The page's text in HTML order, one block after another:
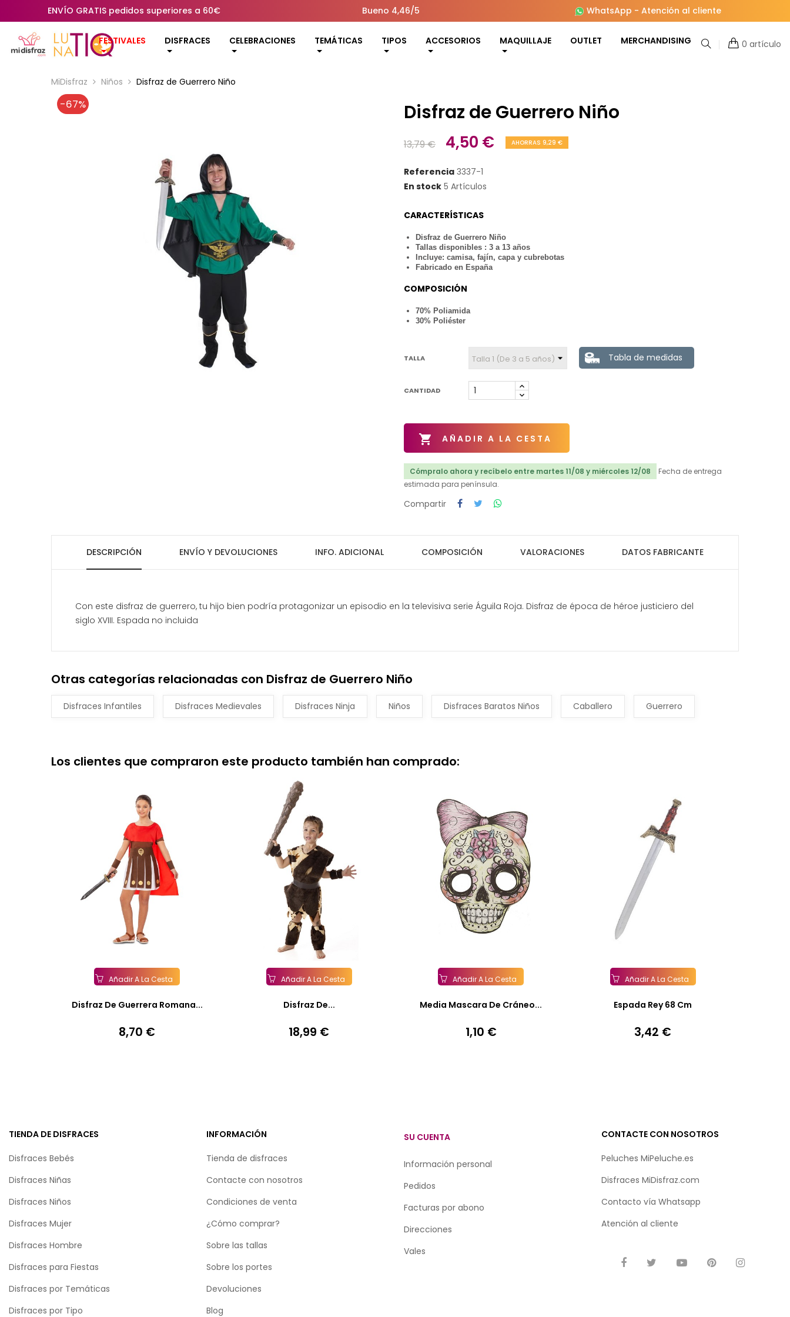
ENVÍO GRATIS pedidos superiores a 60€ Bueno 4,46/5 WhatsApp - Atención al cliente
FESTIVALES DISFRACES CELEBRACIONES TEMÁTICAS TIPOS ACCESORIOS MAQUILLAJE OUTLET MERCHANDISING 0 artículo
MiDisfraz Niños Disfraz de Guerrero Niño
-67% Disfraz de Guerrero Niño
13,79 € 4,50 € AHORRAS 9,29 €
Referencia 3337-1
En stock 5 Artículos
CARACTERÍSTICAS
Disfraz de Guerrero Niño
Tallas disponibles : 3 a 13 años
Incluye: camisa, fajín, capa y cubrebotas
Fabricado en España
COMPOSICIÓN
70% Poliamida
30% Poliéster
TALLA Tabla de medidas
CANTIDAD
 AÑADIR A LA CESTA
Cómpralo ahora y recíbelo entre martes 11/08 y miércoles 12/08
Fecha de entrega
estimada para península.
Compartir
DESCRIPCIÓN ENVÍO Y DEVOLUCIONES INFO. ADICIONAL COMPOSICIÓN VALORACIONES DATOS FABRICANTE
Con este disfraz de guerrero, tu hijo bien podría protagonizar un episodio en la televisiva serie Águila Roja. Disfraz de época de héroe justiciero del
siglo XVIII. Espada no incluida
Otras categorías relacionadas con Disfraz de Guerrero Niño
Disfraces Infantiles Disfraces Medievales Disfraces Ninja Niños Disfraces Baratos Niños Caballero Guerrero
Los clientes que compraron este producto también han comprado:
Añadir A La Cesta
Disfraz De Guerrera Romana...
Precio
8,70 €
Añadir A La Cesta
Disfraz De...
Precio
18,99 €
Añadir A La Cesta
Media Mascara De Cráneo...
Precio
1,10 €
Añadir A La Cesta
Espada Rey 68 Cm
Precio
3,42 €
TIENDA DE DISFRACES
Disfraces Bebés
Disfraces Niñas
Disfraces Niños
Disfraces Mujer
Disfraces Hombre
Disfraces para Fiestas
Disfraces por Temáticas
Disfraces por Tipo
INFORMACIÓN
Tienda de disfraces
Contacte con nosotros
Condiciones de venta
¿Cómo comprar?
Sobre las tallas
Sobre los portes
Devoluciones
Blog
SU CUENTA
Información personal
Pedidos
Facturas por abono
Direcciones
Vales
CONTACTE CON NOSOTROS
Peluches MiPeluche.es
Disfraces MiDisfraz.com
Contacto vía Whatsapp
Atención al cliente